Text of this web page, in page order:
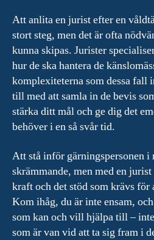
Att anlita en jurist efter en
stort steg, men det är ofta
kunna skipas. Jurister
hur de ska hantera de
komplexiteterna som dessa fall
till med att samla in de bevis
stärka ditt mål och ge dig det
behöver i en så svår tid.
Att stå inför gärningspersonen i
skrämmande, men med en
kraft och det stöd som krävs
Kom ihåg, du är inte ensam,
som kan och vill hjälpa till –
som är van vid att ta sig fram i